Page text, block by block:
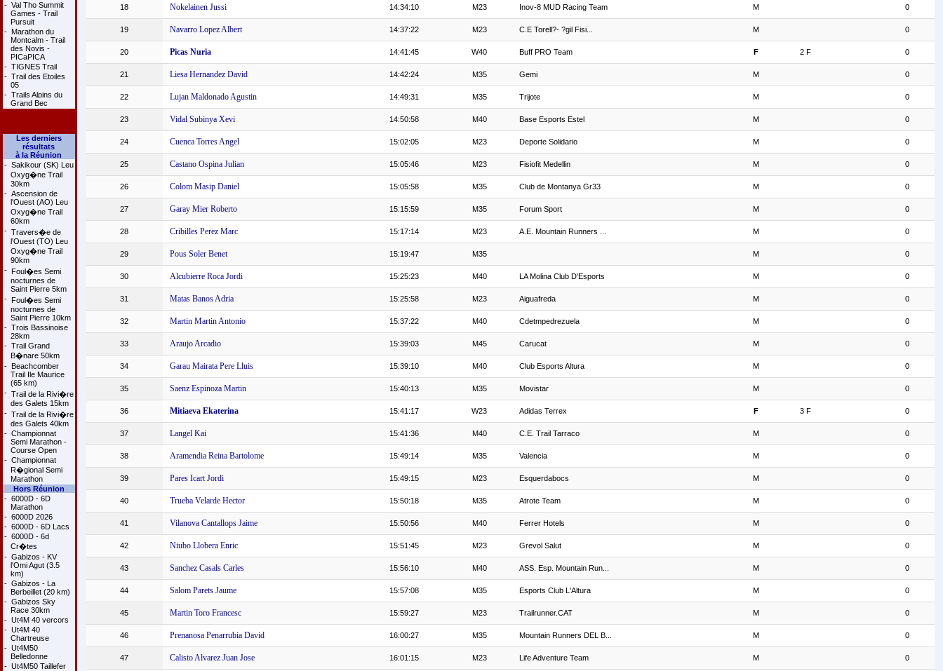
- Val Tho Summit
Games - Trail
Pursuit
- Marathon du
Montcalm - Trail
des Novis -
PICaPICA
- TIGNES Trail
- Trail des Etoiles
05
- Trails Alpins du
Grand Bec
Les derniers
résultats
à la Réunion
- Sakikour (SK) Leu
Oxyg�ne Trail
30km
- Ascension de
l'Ouest (AO) Leu
Oxyg�ne Trail
60km
- Travers�e de
l'Ouest (TO) Leu
Oxyg�ne Trail
90km
- Foul�es Semi
nocturnes de
Saint Pierre 5km
- Foul�es Semi
nocturnes de
Saint Pierre 10km
- Trois Bassinoise
28km
- Trail Grand
B�nare 50km
- Beachcomber
Trail Ile Maurice
(65 km)
- Trail de la Rivi�re
des Galets 15km
- Trail de la Rivi�re
des Galets 40km
- Championnat
Semi Marathon -
Course Open
- Championnat
R�gional Semi
Marathon
Hors Réunion
- 6000D - 6D
Marathon
- 6000D 2026
- 6000D - 6D Lacs
- 6000D - 6d
Cr�tes
- Gabizos - KV
l'Omi Agut (3.5
km)
- Gabizos - La
Berbeillet (20 km)
- Gabizos Sky
Race 30km
- Ut4M 40 vercors
- Ut4M 40
Chartreuse
- Ut4M50
Belledonne
- Ut4M50 Taillefer
18 Nokelainen Jussi 14:34:10 M23 Inov-8 MUD Racing Team M 0
19 Navarro Lopez Albert 14:37:22 M23 C.E Torell?- ?gil Fisi... M 0
20 Picas Nuria 14:41:45 W40 Buff PRO Team F 2 F 0
21 Liesa Hernandez David 14:42:24 M35 Gemi M 0
22 Lujan Maldonado Agustin 14:49:31 M35 Trijote M 0
23 Vidal Subinya Xevi 14:50:58 M40 Base Esports Estel M 0
24 Cuenca Torres Angel 15:02:05 M23 Deporte Solidario M 0
25 Castano Ospina Julian 15:05:46 M23 Fisiofit Medellin M 0
26 Colom Masip Daniel 15:05:58 M35 Club de Montanya Gr33 M 0
27 Garay Mier Roberto 15:15:59 M35 Forum Sport M 0
28 Cribilles Perez Marc 15:17:14 M23 A.E. Mountain Runners ... M 0
29 Pous Soler Benet 15:19:47 M35 M 0
30 Alcubierre Roca Jordi 15:25:23 M40 LA Molina Club D'Esports M 0
31 Matas Banos Adria 15:25:58 M23 Aiguafreda M 0
32 Martin Martin Antonio 15:37:22 M40 Cdetmpedrezuela M 0
33 Araujo Arcadio 15:39:03 M45 Carucat M 0
34 Garau Mairata Pere Lluis 15:39:10 M40 Club Esports Altura M 0
35 Saenz Espinoza Martin 15:40:13 M35 Movistar M 0
36 Mitiaeva Ekaterina 15:41:17 W23 Adidas Terrex F 3 F 0
37 Langel Kai 15:41:36 M40 C.E. Trail Tarraco M 0
38 Aramendia Reina Bartolome 15:49:14 M35 Valencia M 0
39 Pares Icart Jordi 15:49:15 M23 Esquerdabocs M 0
40 Trueba Velarde Hector 15:50:18 M35 Atrote Team M 0
41 Vilanova Cantallops Jaime 15:50:56 M40 Ferrer Hotels M 0
42 Niubo Llobera Enric 15:51:45 M23 Grevol Salut M 0
43 Sanchez Casals Carles 15:56:10 M40 ASS. Esp. Mountain Run... M 0
44 Salom Parets Jaume 15:57:08 M35 Esports Club L'Altura M 0
45 Martin Toro Francesc 15:59:27 M23 Trailrunner.CAT M 0
46 Prenanosa Penarrubia David 16:00:27 M35 Mountain Runners DEL B... M 0
47 Calisto Alvarez Juan Jose 16:01:15 M23 Life Adventure Team M 0